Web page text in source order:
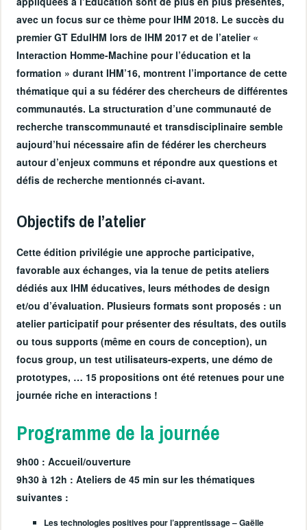
avec un focus sur ce thème pour IHM 2018. Le succès du
premier GT EduIHM lors de IHM 2017 et de l’atelier «
Interaction Homme-Machine pour l’éducation et la
formation » durant IHM’16, montrent l’importance de cette
thématique qui a su fédérer des chercheurs de différentes
communautés. La structuration d’une communauté de
recherche transcommunauté et transdisciplinaire semble
aujourd’hui nécessaire afin de fédérer les chercheurs
autour d’enjeux communs et répondre aux questions et
défis de recherche mentionnés ci-avant.
Objectifs de l’atelier
Cette édition privilégie une approche participative,
favorable aux échanges, via la tenue de petits ateliers
dédiés aux IHM éducatives, leurs méthodes de design
et/ou d’évaluation. Plusieurs formats sont proposés : un
atelier participatif pour présenter des résultats, des outils
ou tous supports (même en cours de conception), un
focus group, un test utilisateurs-experts, une démo de
prototypes, … 15 propositions ont été retenues pour une
journée riche en interactions !
Programme de la journée
9h00 : Accueil/ouverture
9h30 à 12h : Ateliers de 45 min sur les thématiques
suivantes :
Les technologies positives pour l’apprentissage – Gaëlle